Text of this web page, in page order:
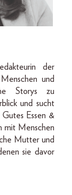
der
und
Storys zu
und sucht
Essen &
mit Menschen
Mutter und
sie davor